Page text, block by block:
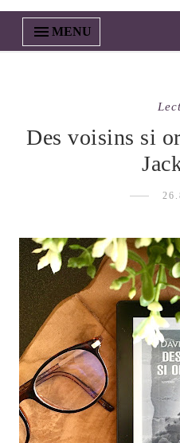
MENU
Des voisins si